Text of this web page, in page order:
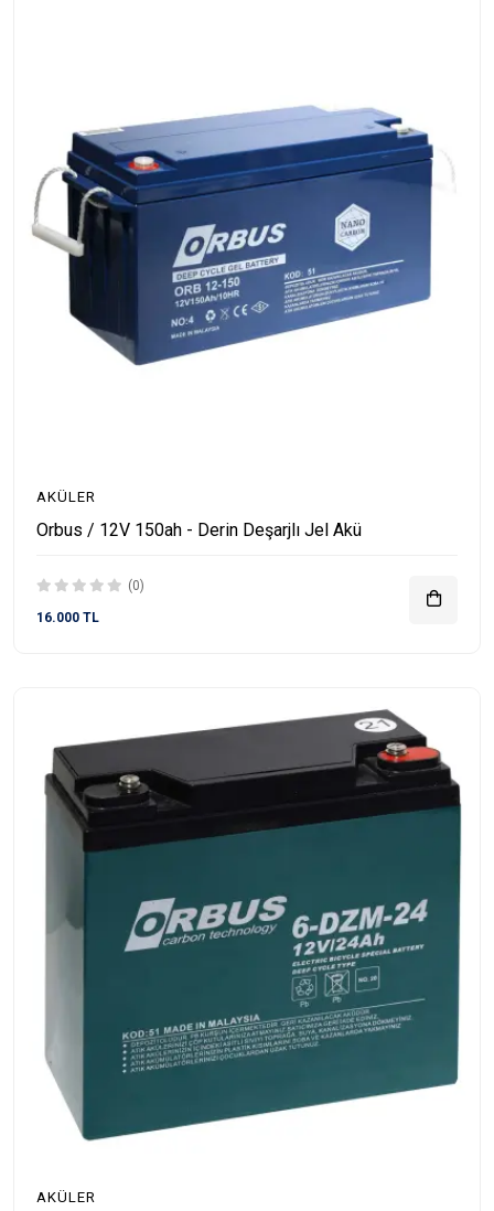
AKÜLER
Orbus / 12V 150ah - Derin Deşarjlı Jel Akü
(0)
16.000 TL
AKÜLER